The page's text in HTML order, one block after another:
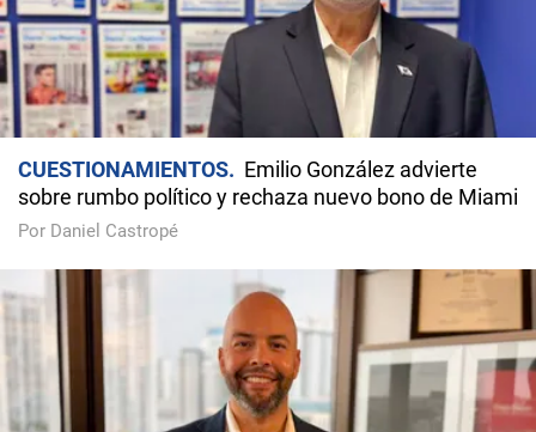
CUESTIONAMIENTOS
Emilio González advierte
sobre rumbo político y rechaza nuevo bono de Miami
Por Daniel Castropé